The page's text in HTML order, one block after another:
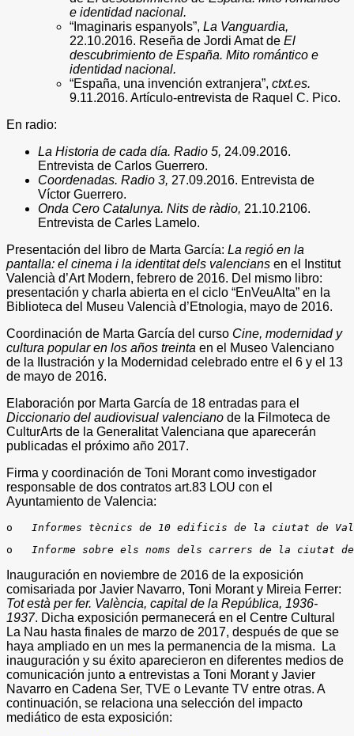
e identidad nacional.
“Imaginaris espanyols”, La Vanguardia,
22.10.2016. Reseña de Jordi Amat de El
descubrimiento de España. Mito romántico e
identidad nacional.
“España, una invención extranjera”, ctxt.es.
9.11.2016. Artículo-entrevista de Raquel C. Pico.
En radio:
La Historia de cada día. Radio 5, 24.09.2016.
Entrevista de Carlos Guerrero.
Coordenadas. Radio 3, 27.09.2016. Entrevista de
Víctor Guerrero.
Onda Cero Catalunya. Nits de ràdio, 21.10.2106.
Entrevista de Carles Lamelo.
Presentación del libro de Marta García: La regió en la
pantalla: el cinema i la identitat dels valencians en el Institut
Valencià d’Art Modern, febrero de 2016. Del mismo libro:
presentación y charla abierta en el ciclo “EnVeuAlta” en la
Biblioteca del Museu Valencià d’Etnologia, mayo de 2016.
Coordinación de Marta García del curso Cine, modernidad y
cultura popular en los años treinta en el Museo Valenciano
de la Ilustración y la Modernidad celebrado entre el 6 y el 13
de mayo de 2016.
Elaboración por Marta García de 18 entradas para el
Diccionario del audiovisual valenciano de la Filmoteca de
CulturArts de la Generalitat Valenciana que aparecerán
publicadas el próximo año 2017.
Firma y coordinación de Toni Morant como investigador
responsable de dos contratos art.83 LOU con el
Ayuntamiento de Valencia:
o
Informes tècnics de 10 edificis de la ciutat de
o
Informe sobre els noms dels carrers de la ciutat
Inauguración en noviembre de 2016 de la exposición
comisariada por Javier Navarro, Toni Morant y Mireia Ferrer:
Tot està per fer. València, capital de la República, 1936-
1937. Dicha exposición permanecerá en el Centre Cultural
La Nau hasta finales de marzo de 2017, después de que se
haya ampliado en un mes la permanencia de la misma.
La
inauguración y su éxito aparecieron en diferentes medios de
comunicación junto a entrevistas a Toni Morant y Javier
Navarro en Cadena Ser, TVE o Levante TV entre otras. A
continuación, se relaciona una selección del impacto
mediático de esta exposición: